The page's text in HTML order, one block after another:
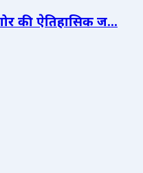
की ऐतिहासिक ज...